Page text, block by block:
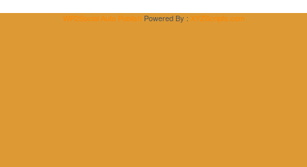
WP2Social Auto Publish Powered By : XYZScripts.com